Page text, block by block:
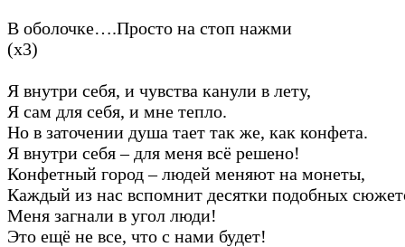
В оболочке….Просто на стоп нажми
(х3)
Я внутри себя, и чувства канули в лету,
Я сам для себя, и мне тепло.
Но в заточении душа тает так же, как конфета.
Я внутри себя – для меня всё решено!
Конфетный город – людей меняют на монеты,
Каждый из нас вспомнит десятки подобных
Меня загнали в угол люди!
Это ещё не все, что с нами будет!